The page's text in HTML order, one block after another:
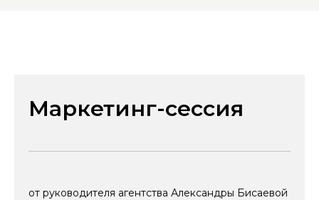
Маркетинг-сессия
от руководителя агентства Александры Бисаевой